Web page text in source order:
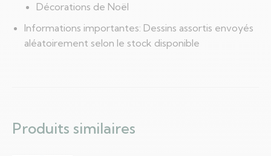
Décorations de Noël
Informations importantes: Dessins assortis envoyés
aléatoirement selon le stock disponible
Produits similaires